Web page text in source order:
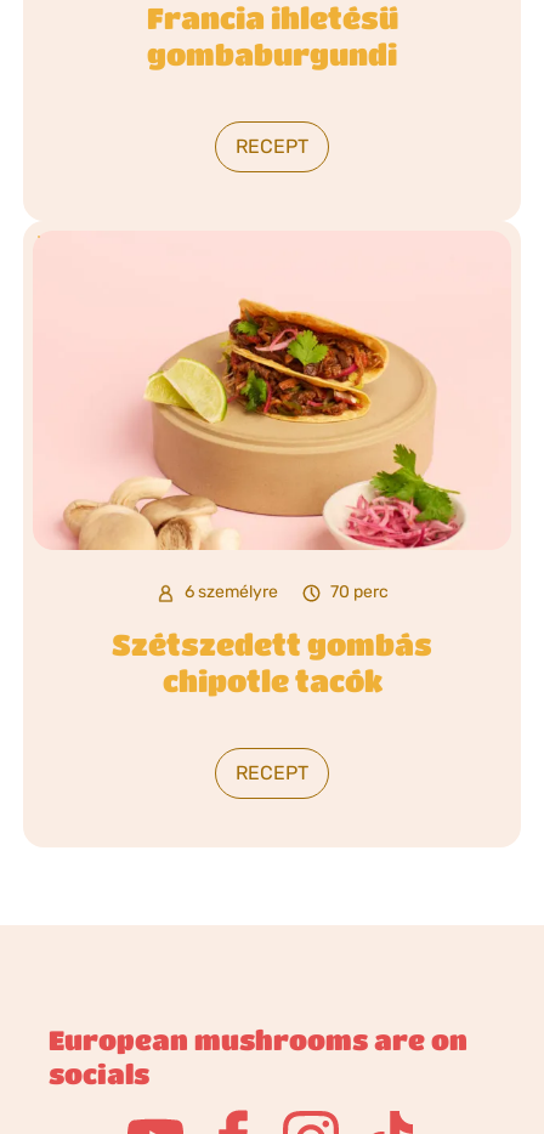
Francia ihletésű
gombaburgundi
RECEPT
6 személyre 70 perc
Szétszedett gombás
chipotle tacók
RECEPT
European mushrooms are on
socials